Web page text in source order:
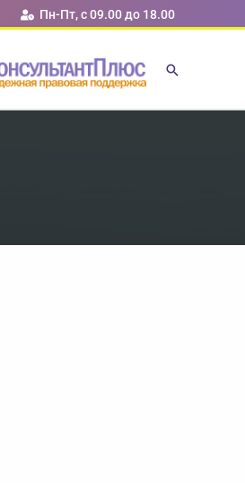
Пн-Пт, с 09.00 до 18.00